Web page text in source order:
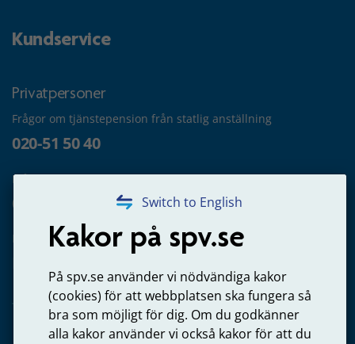
Switch to English
Kakor på spv.se
På spv.se använder vi nödvändiga kakor
(cookies) för att webbplatsen ska fungera så
bra som möjligt för dig. Om du godkänner
alla kakor använder vi också kakor för att du
Kundservice
Privatpersoner
Frågor om tjänstepension från statlig anställning
020-51 50 40
Frågor om utbetalning
020-65 00 65
Kontakta oss